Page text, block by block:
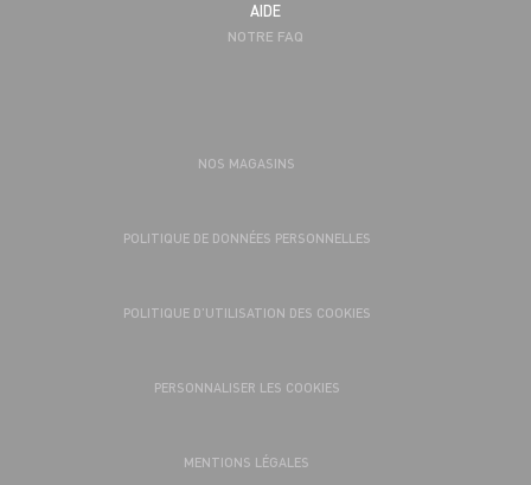
AIDE
NOTRE FAQ
NOS MAGASINS
POLITIQUE DE DONNÉES PERSONNELLES
POLITIQUE D’UTILISATION DES COOKIES
PERSONNALISER LES COOKIES
MENTIONS LÉGALES